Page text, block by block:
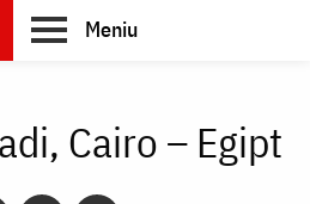
Meniu
Cairo – Egipt